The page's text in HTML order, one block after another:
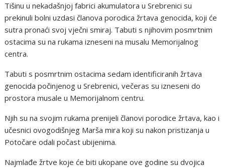
Tišinu u nekadašnjoj fabrici akumulatora u Srebrenici su
prekinuli bolni uzdasi članova porodica žrtava genocida, koji će
sutra pronaći svoj vječni smiraj. Tabuti s njihovim posmrtnim
ostacima su na rukama izneseni na musalu Memorijalnog
centra.
Tabuti s posmrtnim ostacima sedam identificiranih žrtava
genocida počinjenog u Srebrenici, večeras su izneseni do
prostora musale u Memorijalnom centru.
Njih su na svojim rukama prenijeli članovi porodice žrtava, kao i
učesnici ovogodišnjeg Marša mira koji su nakon pristizanja u
Potočare odali počast ubijenima.
Najmlađe žrtve koje će biti ukopane ove godine su dvojica